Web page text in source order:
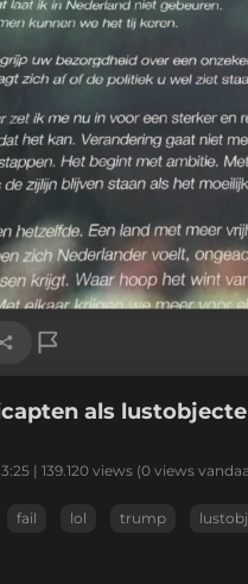
/
als
| 139.120 views (0 views
fail lol trump